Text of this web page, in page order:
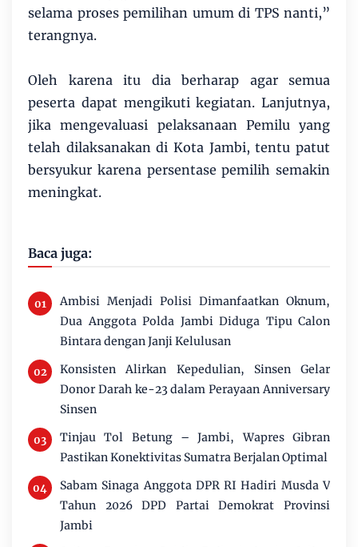
selama proses pemilihan umum di TPS nanti,”
terangnya.
Oleh karena itu dia berharap agar semua
peserta dapat mengikuti kegiatan. Lanjutnya,
jika mengevaluasi pelaksanaan Pemilu yang
telah dilaksanakan di Kota Jambi, tentu patut
bersyukur karena persentase pemilih semakin
meningkat.
Baca juga:
Ambisi Menjadi Polisi Dimanfaatkan Oknum,
Dua Anggota Polda Jambi Diduga Tipu Calon
Bintara dengan Janji Kelulusan
Konsisten Alirkan Kepedulian, Sinsen Gelar
Donor Darah ke-23 dalam Perayaan Anniversary
Sinsen
Tinjau Tol Betung – Jambi, Wapres Gibran
Pastikan Konektivitas Sumatra Berjalan Optimal
Sabam Sinaga Anggota DPR RI Hadiri Musda V
Tahun 2026 DPD Partai Demokrat Provinsi
Jambi